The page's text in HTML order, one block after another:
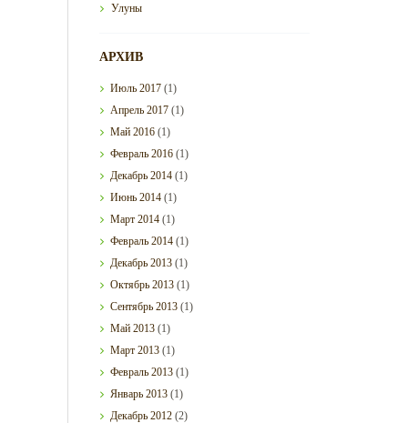
Улуны
АРХИВ
Июль2017 (1)
Апрель2017 (1)
Май2016 (1)
Февраль2016 (1)
Декабрь2014 (1)
Июнь2014 (1)
Март2014 (1)
Февраль2014 (1)
Декабрь2013 (1)
Октябрь2013 (1)
Сентябрь2013 (1)
Май2013 (1)
Март2013 (1)
Февраль2013 (1)
Январь2013 (1)
Декабрь2012 (2)